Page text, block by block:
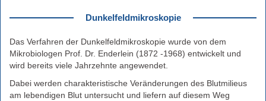
Dunkelfeldmikroskopie
Das Verfahren der Dunkelfeldmikroskopie wurde von dem
Mikrobiologen Prof. Dr. Enderlein (1872 -1968) entwickelt und
wird bereits viele Jahrzehnte angewendet.
Dabei werden charakteristische Veränderungen des Blutmilieus
am lebendigen Blut untersucht und liefern auf diesem Weg